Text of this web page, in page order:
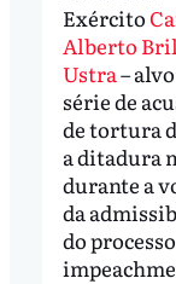
Exército
Alberto
Ustra–
série de
de tortura
a ditadura
durante a
da
do